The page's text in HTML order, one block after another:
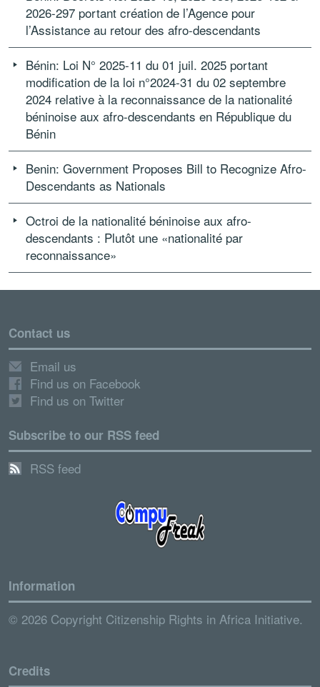
2026-297 portant création de l’Agence pour
l’Assistance au retour des afro-descendants
Bénin: Loi N° 2025-11 du 01 juil. 2025 portant
modification de la loi n°2024-31 du 02 septembre
2024 relative à la reconnaissance de la nationalité
béninoise aux afro-descendants en République du
Bénin
Benin: Government Proposes Bill to Recognize Afro-
Descendants as Nationals
Octroi de la nationalité béninoise aux afro-
descendants : Plutôt une «nationalité par
reconnaissance»
Contact us
Email us
Find us on Facebook
Find us on Twitter
Subscribe to our RSS feed
RSS feed
Information
© 2026 Copyright Citizenship Rights in Africa Initiative.
Credits